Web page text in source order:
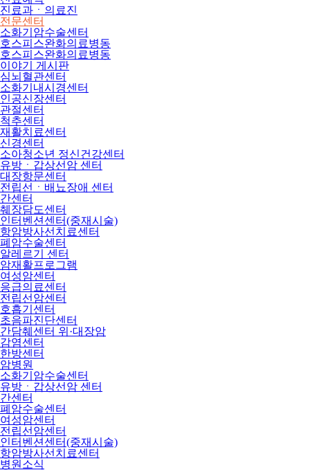
진료과ㆍ의료진
전문센터
소화기암수술센터
호스피스완화의료병동
호스피스완화의료병동
이야기 게시판
심뇌혈관센터
소화기내시경센터
인공신장센터
관절센터
척추센터
재활치료센터
신경센터
소아청소년 정신건강센터
유방ㆍ갑상선암 센터
대장항문센터
전립선ㆍ배뇨장애 센터
간센터
췌장담도센터
인터벤션센터(중재시술)
항암방사선치료센터
폐암수술센터
알레르기 센터
암재활프로그램
여성암센터
응급의료센터
전립선암센터
호흡기센터
초음파진단센터
간담췌센터 위·대장암
감염센터
한방센터
암병원
소화기암수술센터
유방ㆍ갑상선암 센터
간센터
폐암수술센터
여성암센터
전립선암센터
인터벤션센터(중재시술)
항암방사선치료센터
병원소식